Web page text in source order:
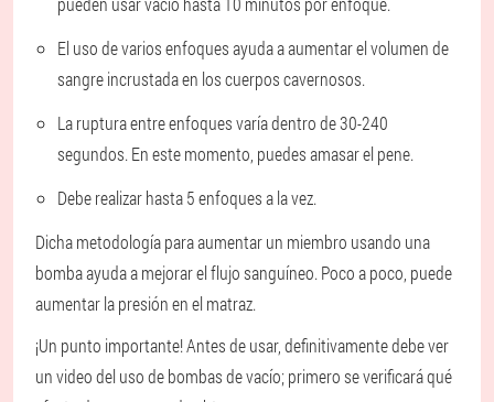
El uso de varios enfoques ayuda a aumentar el volumen de
sangre incrustada en los cuerpos cavernosos.
La ruptura entre enfoques varía dentro de 30-240
segundos. En este momento, puedes amasar el pene.
Debe realizar hasta 5 enfoques a la vez.
Dicha metodología para aumentar un miembro usando una
bomba ayuda a mejorar el flujo sanguíneo. Poco a poco, puede
aumentar la presión en el matraz.
¡Un punto importante! Antes de usar, definitivamente debe ver
un video del uso de bombas de vacío; primero se verificará qué